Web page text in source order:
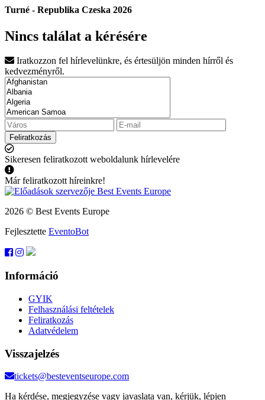
Turné - Republika Czeska 2026
Nincs találat a kérésére
Iratkozzon fel hírlevelünkre, és értesüljön minden hírről és
kedvezményről.
Feliratkozás
Sikeresen feliratkozott weboldalunk hírlevelére
Már feliratkozott híreinkre!
2026 © Best Events Europe
Fejlesztette EventoBot
Információ
GYIK
Felhasználási feltételek
Feliratkozás
Adatvédelem
Visszajelzés
tickets@besteventseurope.com
Ha kérdése, megjegyzése vagy javaslata van, kérjük, lépjen